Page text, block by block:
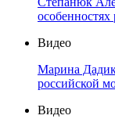
Видео
Марина
российской
Видео